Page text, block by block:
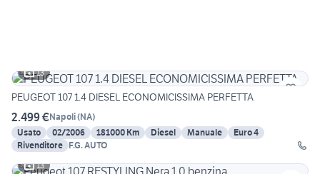
13
PEUGEOT 107 1.4 DIESEL ECONOMICISSIMA PERFETTA
2.499 €Napoli(NA)
Usato
02/2006 181000 Km Diesel Manuale
Euro 4
Rivenditore F.G. AUTO
13